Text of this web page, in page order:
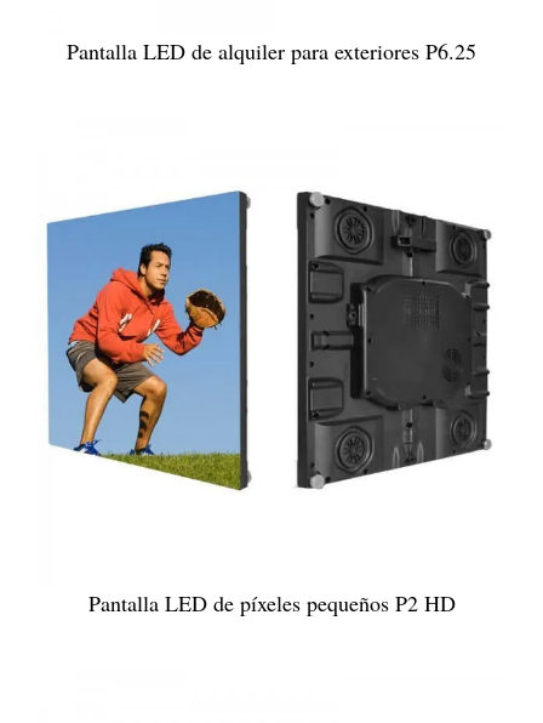
Pantalla LED de alquiler para exteriores P6.25
Pantalla LED de píxeles pequeños P2 HD